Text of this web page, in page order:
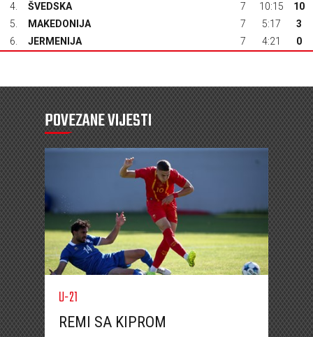
4.
ŠVEDSKA 7 10:15
10
5.
MAKEDONIJA 7 5:17
3
6.
JERMENIJA 7 4:21 0
POVEZANE VIJESTI
U-21
REMI SA KIPROM